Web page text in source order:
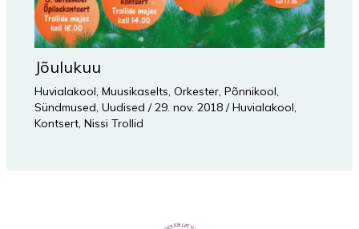
Jõulukuu
Huvialakool, Muusikaselts, Orkester, Põnnikool,
Sündmused, Uudised /29. nov. 2018 /Huvialakool,
Kontsert, Nissi Trollid